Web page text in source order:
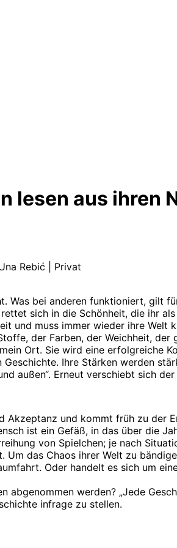
lesen aus ihren
Rebić | Privat
bei anderen funktioniert, gilt
sich in die Schönheit, die ihr
und muss immer wieder ihre
der Farben, der Weichheit, der
Ort. Sie wird eine erfolgreiche
Ihre Stärken werden
außen“. Erneut verschiebt sich
und kommt früh zu der
ist ein Gefäß, in das über die
von Spielchen; je nach
das Chaos ihrer Welt zu
Oder handelt es sich um
werden? „Jede
infrage zu stellen.